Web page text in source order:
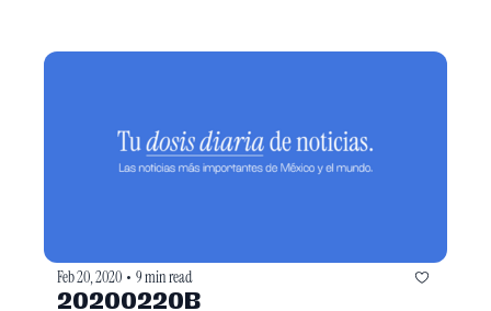
Feb 20, 2020 • 9 min read
20200220B